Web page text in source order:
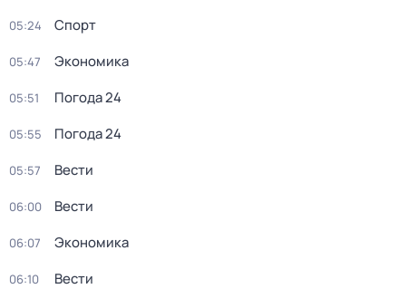
05:24 Спорт
05:47 Экономика
05:51 Погода 24
05:55 Погода 24
05:57 Вести
06:00 Вести
06:07 Экономика
06:10 Вести